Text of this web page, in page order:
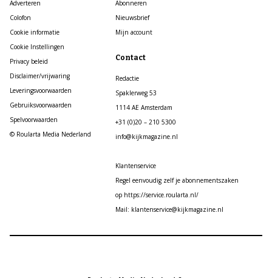
Adverteren
Colofon
Cookie informatie
Cookie Instellingen
Privacy beleid
Disclaimer/vrijwaring
Leveringsvoorwaarden
Gebruiksvoorwaarden
Spelvoorwaarden
© Roularta Media Nederland
Abonneren
Nieuwsbrief
Mijn account
Contact
Redactie
Spaklerweg 53
1114 AE Amsterdam
+31 (0)20 – 210 5300
info@kijkmagazine.nl
Klantenservice
Regel eenvoudig zelf je abonnementszaken
op https://service.roularta.nl/
Mail: klantenservice@kijkmagazine.nl